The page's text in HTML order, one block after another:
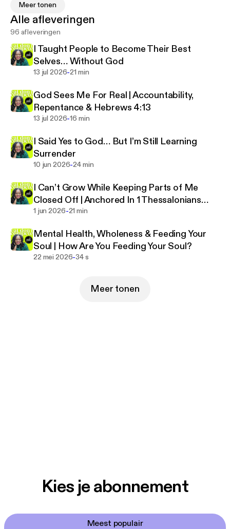
DeWees invites listeners to move beyond
comparison and striving and into a life rooted in
truth, rest, and purposeful faith.
Meer tonen
Alle afleveringen
96 afleveringen
I Taught People to Become Their Best
Selves… Without God
13 jul 2026-21 min
God Sees Me For Real | Accountability,
Repentance & Hebrews 4:13
13 jul 2026-16 min
I Said Yes to God… But I’m Still Learning
Surrender
10 jun 2026-24 min
I Can’t Grow While Keeping Parts of Me
Closed Off | Anchored In 1 Thessalonians
5:23
1 jun 2026-21 min
Mental Health, Wholeness & Feeding Your
Soul | How Are You Feeding Your Soul?
22 mei 2026-34 s
Meer tonen
Kies je abonnement
Meest populair